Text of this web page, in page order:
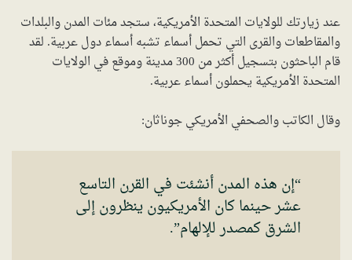
عند زيارتك للولايات المتحدة الأمريكية، ستجد مئات المدن والبلدات
والمقاطعات والقرى التي تحمل أسماء تشبه أسماء دول عربية. لقد
قام الباحثون بتسجيل أكثر من 300 مدينة وموقع في الولايات
المتحدة الأمريكية يحملون أسماء عربية.
وقال الكاتب والصحفي الأمريكي جوناثان:
“إن هذه المدن أنشئت في القرن التاسع
عشر حينما كان الأمريكيون ينظرون إلى
الشرق كمصدر للإلهام”.